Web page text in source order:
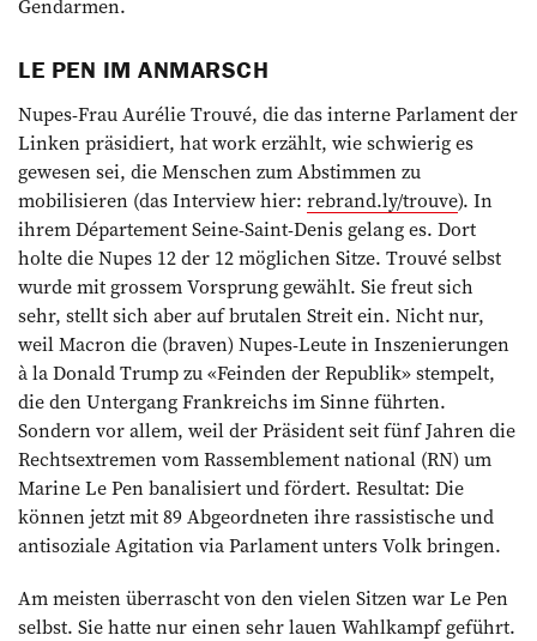
Gendarmen.
LE PEN IM ANMARSCH
Nupes-Frau Aurélie Trouvé, die das interne Parlament der
Linken präsidiert, hat work erzählt, wie schwierig es
gewesen sei, die Menschen zum Abstimmen zu
mobilisieren (das Interview hier: rebrand.ly/trouve). In
ihrem Département Seine-Saint-Denis gelang es. Dort
holte die Nupes 12 der 12 möglichen Sitze. Trouvé selbst
wurde mit grossem Vorsprung gewählt. Sie freut sich
sehr, stellt sich aber auf brutalen Streit ein. Nicht nur,
weil Macron die (braven) Nupes-Leute in Inszenierungen
à la Donald Trump zu «Feinden der Republik» stempelt,
die den Untergang Frankreichs im Sinne führten.
Sondern vor allem, weil der Präsident seit fünf Jahren die
Rechtsextremen vom Rassemblement national (RN) um
Marine Le Pen banalisiert und fördert. Resultat: Die
können jetzt mit 89 Abgeordneten ihre rassistische und
antisoziale Agitation via Parlament unters Volk bringen.
Am meisten überrascht von den vielen Sitzen war Le Pen
selbst. Sie hatte nur ­einen sehr lauen Wahlkampf geführt.